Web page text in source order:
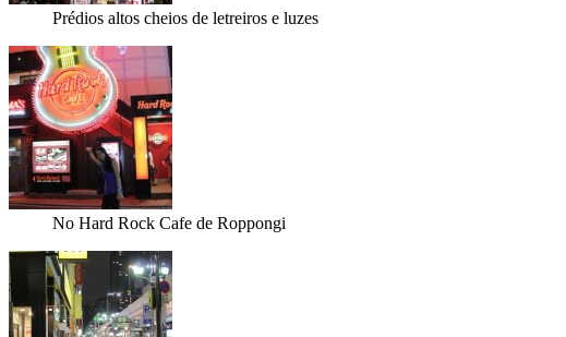
Prédios altos cheios de letreiros e luzes
No Hard Rock Cafe de Roppongi